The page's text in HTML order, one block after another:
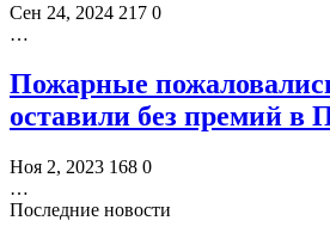
Сен 24, 2024 217 0
…
Пожарные
оставили без премий в
Ноя 2, 2023 168 0
…
Последние новости